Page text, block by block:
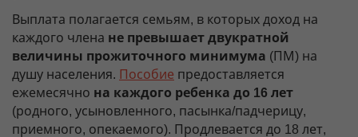
Выплата полагается семьям, в которых доход на
каждого члена не превышает двукратной
величины прожиточного минимума (ПМ) на
душу населения. Пособие предоставляется
ежемесячно на каждого ребенка до 16 лет
(родного, усыновленного, пасынка/падчерицу,
приемного, опекаемого). Продлевается до 18 лет,